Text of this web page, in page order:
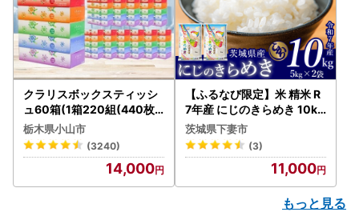
クラリスボックスティッシ
ュ60箱(1箱220組(440枚))
(5個入り×12セット)【配送
不可地域：離島・沖縄県】
【1256759】
栃木県小山市
(3240)
14,000
【ふるなび限定】米 精米 R
7年産 にじのきらめき 10kg
10月 FN-Limited-PR
茨城県下妻市
(3)
11,000
もっと見る